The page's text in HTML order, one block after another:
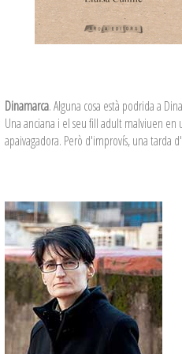
Dinamarca. Alguna cosa està podrida a
Una anciana i el seu fill adult malviuen
apaivagadora. Però d'improvís, una tarda